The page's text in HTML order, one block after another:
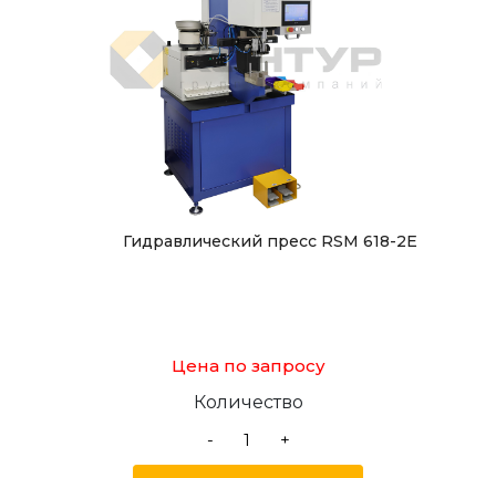
Гидравлический пресс RSM 618-2E
Цена по запросу
Количество
-
+